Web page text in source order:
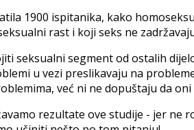
1900 ispitanika, kako
rast i koji seks ne
seksualni segment od ostalih
u vezi preslikavaju na
već ni ne dopuštaju da
rezultate ove studije - jer ne